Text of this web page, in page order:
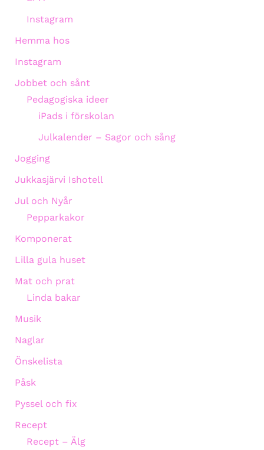
Instagram
Hemma hos
Instagram
Jobbet och sånt
Pedagogiska ideer
iPads i förskolan
Julkalender – Sagor och sång
Jogging
Jukkasjärvi Ishotell
Jul och Nyår
Pepparkakor
Komponerat
Lilla gula huset
Mat och prat
Linda bakar
Musik
Naglar
Önskelista
Påsk
Pyssel och fix
Recept
Recept – Älg